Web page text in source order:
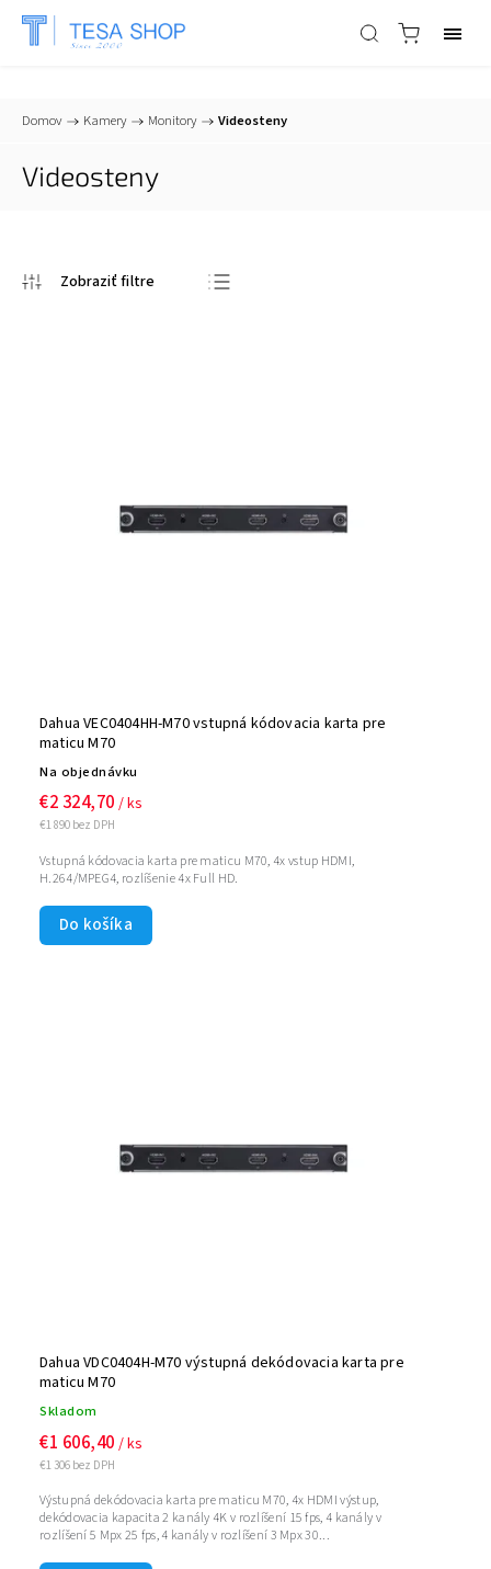
📞+421 903 553 805 info@tesa-systems.sk
Domov / Kamery / Monitory / Videosteny
Videosteny
Dahua VEC0404HH-M70 vstupná kódovacia karta pre
maticu M70
Na objednávku
€1 890 bez DPH
€2 324,70 / ks
Do košíka
Vstupná kódovacia karta pre maticu M70, 4x vstup HDMI,
H.264/MPEG4, rozlíšenie 4x Full HD.
Dahua VDC0404H-M70 výstupná dekódovacia karta pre
maticu M70
Skladom
€1 306 bez DPH
€1 606,40 / ks
Výstupná dekódovacia karta pre maticu M70, 4x HDMI výstup,
dekódovacia kapacita 2 kanály 4K v rozlíšení 15 fps, 4 kanály v
rozlíšení 5 Mpx 25 fps, 4 kanály v rozlíšení 3 Mpx 30...